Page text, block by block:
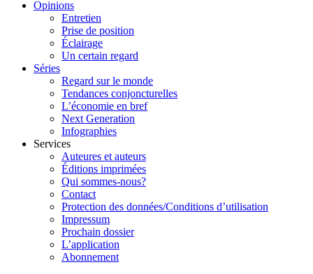
Opinions
Entretien
Prise de position
Éclairage
Un certain regard
Séries
Regard sur le monde
Tendances conjoncturelles
L’économie en bref
Next Generation
Infographies
Services
Auteures et auteurs
Éditions imprimées
Qui sommes-nous?
Contact
Protection des données/Conditions d’utilisation
Impressum
Prochain dossier
L’application
Abonnement